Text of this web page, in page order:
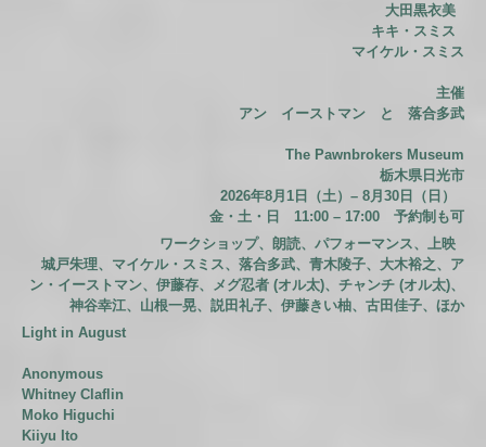
大田黒衣美
キキ・スミス
マイケル・スミス
主催
アン イーストマン と 落合多武
The Pawnbrokers Museum
栃木県日光市
2026年8月1日（土）– 8月30日（日）
金・土・日 11:00 – 17:00 予約制も可
ワークショップ、朗読、パフォーマンス、上映
城戸朱理、マイケル・スミス、落合多武、青木陵子、大木裕之、ア
ン・イーストマン、伊藤存、メグ忍者 (オル太)、チャンチ (オル太)、
神谷幸江、山根一晃、説田礼子、伊藤きい柚、古田佳子、ほか
Light in August
Anonymous
Whitney Claflin
Moko Higuchi
Kiiyu Ito